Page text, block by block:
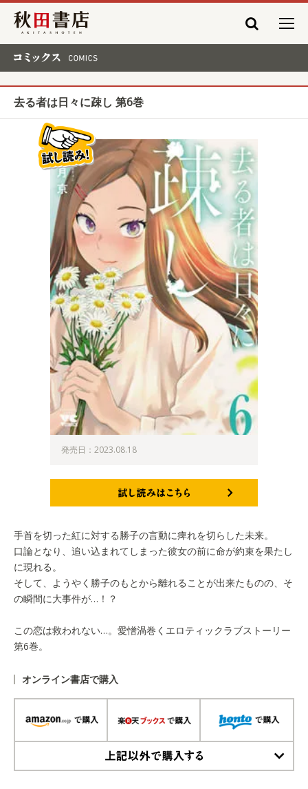
秋田書店
去る者は日々に疎し 第6巻
発売日：2023.08.18
手首を切った紅に対する勝子の言動に痺れを切らした未来。
口論となり、追い込まれてしまった彼女の前に命が約束を果たし
に現れる。
そして、ようやく勝子のもとから離れることが出来たものの、そ
の瞬間に大事件が…！？
この恋は救われない…。愛憎渦巻くエロティックラブストーリー
第6巻。
オンライン書店で購入